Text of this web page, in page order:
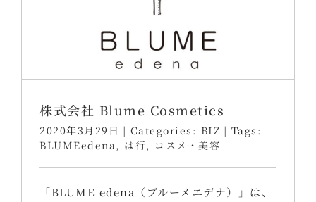
株式会社 Blume Cosmetics
2020年3月29日 | Categories: BIZ | Tags:
BLUMEedena , は行, コスメ・美容
「BLUME edena（ブルーメエデナ）」は、